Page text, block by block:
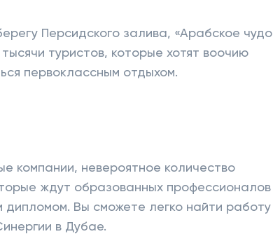
Персидского залива, «Арабское чудо
туристов, которые хотят воочию
первоклассным отдыхом.
компании, невероятное количество
ждут образованных профессионалов
Вы сможете легко найти работу
в Дубае.